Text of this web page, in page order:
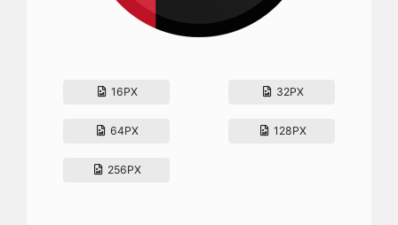
16PX 32PX
64PX 128PX
256PX